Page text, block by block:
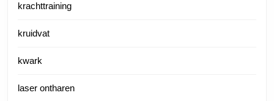
krachttraining
kruidvat
kwark
laser ontharen